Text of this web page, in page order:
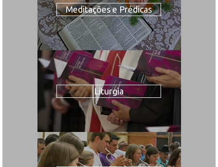
Meditações e Prédicas
Liturgia